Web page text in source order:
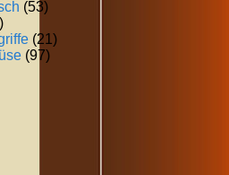
(53)
(21)
(97)